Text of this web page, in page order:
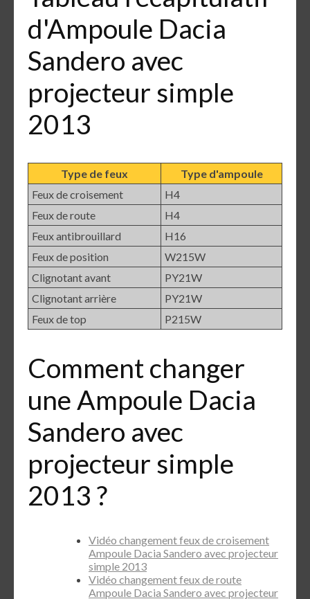
d'Ampoule Dacia
Sandero avec
projecteur simple
2013
Type de feux
Type d'ampoule
Feux de croisement
H4
Feux de route
H4
Feux antibrouillard
H16
Feux de position
W215W
Clignotant avant
PY21W
Clignotant arrière
PY21W
Feux de top
P215W
Comment changer
une Ampoule Dacia
Sandero avec
projecteur simple
2013 ?
Vidéo changement feux de croisement
Ampoule Dacia Sandero avec projecteur
simple 2013
Vidéo changement feux de route
Ampoule Dacia Sandero avec projecteur